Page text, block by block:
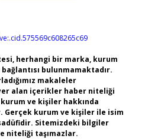
herhangi bir marka, kurum
bulunmamaktadır.
makaleler
alan içerikler haber niteliği
ve kişiler hakkında
Gerçek kurum ve kişiler ile isim
Sitemizdeki bilgiler
niteliği taşımazlar.